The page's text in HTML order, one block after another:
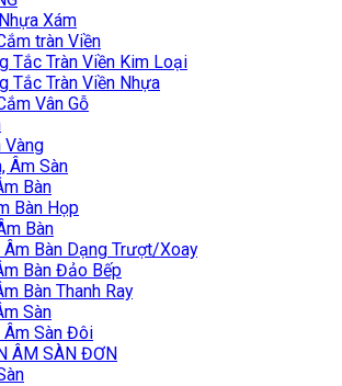
Xám
tràn Viền
Tắc Tràn Viền Kim Loại
Tắc Tràn Viền Nhựa
Vân Gỗ
Vàng
Âm Sàn
Bàn
Bàn Họp
Bàn
Âm Bàn Dạng Trượt/Xoay
Bàn Đảo Bếp
Bàn Thanh Ray
Sàn
Âm Sàn Đôi
ÂM SÀN ĐƠN